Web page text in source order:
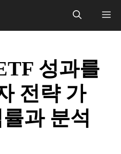
메
성과를
전략 가
과 분석